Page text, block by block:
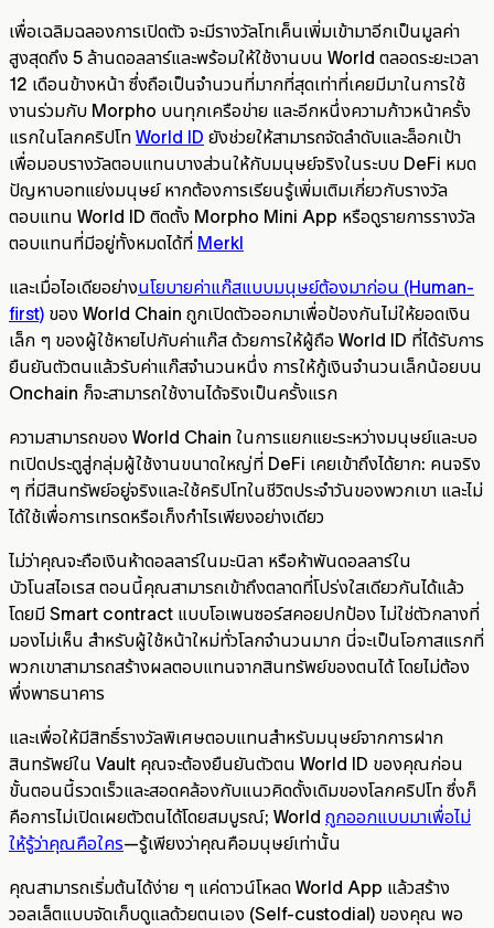
เพื่อเฉลิมฉลองการเปิดตัว จะมีรางวัลโทเค็นเพิ่มเข้ามาอีกเป็นมูลค่า
สูงสุดถึง 5 ล้านดอลลาร์และพร้อมให้ใช้งานบน World ตลอดระยะเวลา
12 เดือนข้างหน้า ซึ่งถือเป็นจำนวนที่มากที่สุดเท่าที่เคยมีมาในการใช้
งานร่วมกับ Morpho บนทุกเครือข่าย และอีกหนึ่งความก้าวหน้าครั้ง
แรกในโลกคริปโท World ID ยังช่วยให้สามารถจัดลำดับและล็อกเป้า
เพื่อมอบรางวัลตอบแทนบางส่วนให้กับมนุษย์จริงในระบบ DeFi หมด
ปัญหาบอทแย่งมนุษย์ หากต้องการเรียนรู้เพิ่มเติมเกี่ยวกับรางวัล
ตอบแทน World ID ติดตั้ง Morpho Mini App หรือดูรายการรางวัล
ตอบแทนที่มีอยู่ทั้งหมดได้ที่ Merkl
และเมื่อไอเดียอย่างนโยบายค่าแก๊สแบบมนุษย์ต้องมาก่อน (Human-
first) ของ World Chain ถูกเปิดตัวออกมาเพื่อป้องกันไม่ให้ยอดเงิน
เล็ก ๆ ของผู้ใช้หายไปกับค่าแก๊ส ด้วยการให้ผู้ถือ World ID ที่ได้รับการ
ยืนยันตัวตนแล้วรับค่าแก๊สจำนวนหนึ่ง การให้กู้เงินจำนวนเล็กน้อยบน
Onchain ก็จะสามารถใช้งานได้จริงเป็นครั้งแรก
ความสามารถของ World Chain ในการแยกแยะระหว่างมนุษย์และบอ
ทเปิดประตูสู่กลุ่มผู้ใช้งานขนาดใหญ่ที่ DeFi เคยเข้าถึงได้ยาก: คนจริง
ๆ ที่มีสินทรัพย์อยู่จริงและใช้คริปโทในชีวิตประจำวันของพวกเขา และไม่
ได้ใช้เพื่อการเทรดหรือเก็งกำไรเพียงอย่างเดียว
ไม่ว่าคุณจะถือเงินห้าดอลลาร์ในมะนิลา หรือห้าพันดอลลาร์ใน
บัวโนสไอเรส ตอนนี้คุณสามารถเข้าถึงตลาดที่โปร่งใสเดียวกันได้แล้ว
โดยมี Smart contract แบบโอเพนซอร์สคอยปกป้อง ไม่ใช่ตัวกลางที่
มองไม่เห็น สำหรับผู้ใช้หน้าใหม่ทั่วโลกจำนวนมาก นี่จะเป็นโอกาสแรกที่
พวกเขาสามารถสร้างผลตอบแทนจากสินทรัพย์ของตนได้ โดยไม่ต้อง
พึ่งพาธนาคาร
และเพื่อให้มีสิทธิ์รางวัลพิเศษตอบแทนสำหรับมนุษย์จากการฝาก
สินทรัพย์ใน Vault คุณจะต้องยืนยันตัวตน World ID ของคุณก่อน
ขั้นตอนนี้รวดเร็วและสอดคล้องกับแนวคิดดั้งเดิมของโลกคริปโท ซึ่งก็
คือการไม่เปิดเผยตัวตนได้โดยสมบูรณ์; World ถูกออกแบบมาเพื่อไม่
ให้รู้ว่าคุณคือใคร—รู้เพียงว่าคุณคือมนุษย์เท่านั้น
คุณสามารถเริ่มต้นได้ง่าย ๆ แค่ดาวน์โหลด World App แล้วสร้าง
วอลเล็ตแบบจัดเก็บดูแลด้วยตนเอง (Self-custodial) ของคุณ พอ